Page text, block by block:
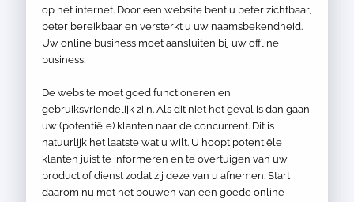
op het internet. Door een website bent u beter zichtbaar,
beter bereikbaar en versterkt u uw naamsbekendheid.
Uw online business moet aansluiten bij uw offline
business.
De website moet goed functioneren en
gebruiksvriendelijk zijn. Als dit niet het geval is dan gaan
uw (potentiële) klanten naar de concurrent. Dit is
natuurlijk het laatste wat u wilt. U hoopt potentiële
klanten juist te informeren en te overtuigen van uw
product of dienst zodat zij deze van u afnemen. Start
daarom nu met het bouwen van een goede online